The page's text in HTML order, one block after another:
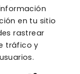
en tu sitio
rastrear
tráfico y